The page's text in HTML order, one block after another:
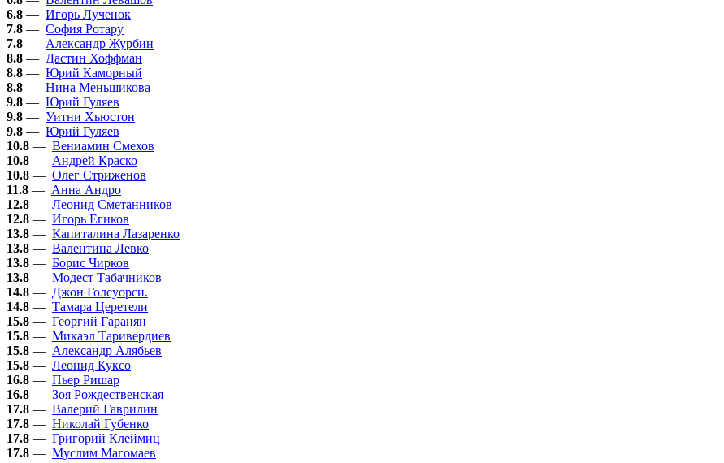
6.8 — Игорь Лученок
7.8 — София Ротару
7.8 — Александр Журбин
8.8 — Дастин Хоффман
8.8 — Юрий Каморный
8.8 — Нина Меньшикова
9.8 — Юрий Гуляев
9.8 — Уитни Хьюстон
9.8 — Юрий Гуляев
10.8 — Вениамин Смехов
10.8 — Андрей Краско
10.8 — Олег Стриженов
11.8 — Анна Андро
12.8 — Леонид Сметанников
12.8 — Игорь Егиков
13.8 — Капиталина Лазаренко
13.8 — Валентина Левко
13.8 — Борис Чирков
13.8 — Модест Табачников
14.8 — Джон Голсуорси.
14.8 — Тамара Церетели
15.8 — Георгий Гаранян
15.8 — Микаэл Таривердиев
15.8 — Александр Алябьев
15.8 — Леонид Куксо
16.8 — Пьер Ришар
16.8 — Зоя Рождественская
17.8 — Валерий Гаврилин
17.8 — Николай Губенко
17.8 — Григорий Клеймиц
17.8 — Муслим Магомаев